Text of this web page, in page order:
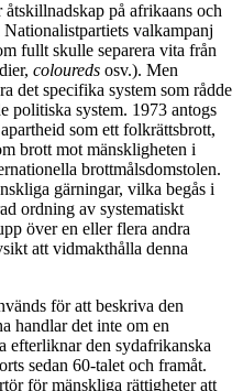
åtskillnadskap på afrikaans och
valkampanj
fullt skulle separera vita från
coloureds osv.). Men
det specifika system som rådde
politiska system. 1973 antogs
som ett folkrättsbrott,
brott mot mänskligheten i
brottmålsdomstolen.
gärningar, vilka begås i
ordning av systematiskt
över en eller flera andra
att vidmakthålla denna
för att beskriva den
handlar det inte om en
efterliknar den sydafrikanska
sedan 60-talet och framåt.
för mänskliga rättigheter att